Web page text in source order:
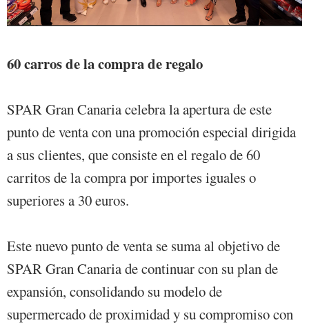
60 carros de la compra de regalo
SPAR Gran Canaria celebra la apertura de este
punto de venta con una promoción especial dirigida
a sus clientes, que consiste en el regalo de 60
carritos de la compra por importes iguales o
superiores a 30 euros.
Este nuevo punto de venta se suma al objetivo de
SPAR Gran Canaria de continuar con su plan de
expansión, consolidando su modelo de
supermercado de proximidad y su compromiso con